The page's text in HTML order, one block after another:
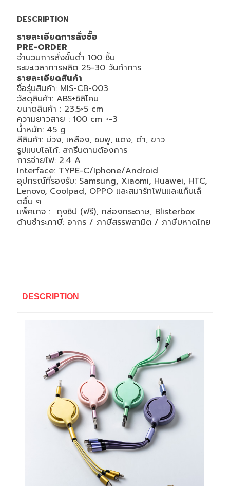
DESCRIPTION
รายละเอียดการสั่งซื้อ
PRE-ORDER
จำนวนการสั่งขั้นต่ำ 100 ชิ้น
ระยะเวลาการผลิต 25-30 วันทำการ
รายละเอียดสินค้า
ชื่อรุ่นสินค้า: MIS-CB-003
วัสดุสินค้า: ABS+ซิลิโคน
ขนาดสินค้า : 23.5×5 cm
ความยาวสาย : 100 cm +-3
น้ำหนัก: 45 g
สีสินค้า: ม่วง, เหลือง, ชมพู, แดง, ดำ, ขาว
รูปแบบโลโก้: สกรีนตามต้องการ
การจ่ายไฟ: 2.4 A
Interface: TYPE-C/Iphone/Android
อุปกรณ์ที่รองรับ: Samsung, Xiaomi, Huawei, HTC,
Lenovo, Coolpad, OPPO และสมาร์ทโฟนและแท็บเล็
ตอื่น ๆ
แพ็คเกจ : ถุงซิป (ฟรี), กล่องกระดาษ, Blisterbox
ด้านชำระภาษี: อากร / ภาษีสรรพสามิต / ภาษีมหาดไทย
DESCRIPTION